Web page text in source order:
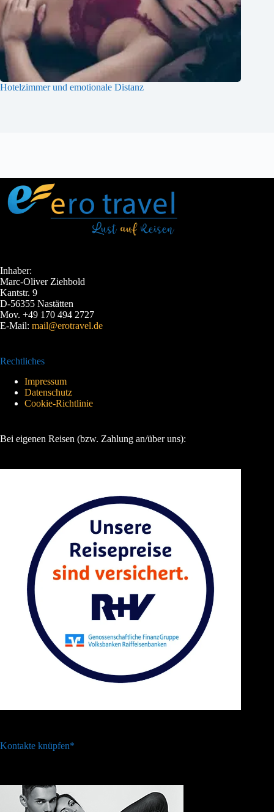
Hotelzimmer und emotionale Distanz
Inhaber:
Marc-Oliver Ziehbold
Kantstr. 9
D-56355 Nastätten
Mov. +49 170 494 2727
E-Mail: mail@erotravel.de
Rechtliches
Impressum
Datenschutz
Cookie-Richtlinie
Bei eigenen Reisen (bzw. Zahlung an/über uns):
Kontakte knüpfen*